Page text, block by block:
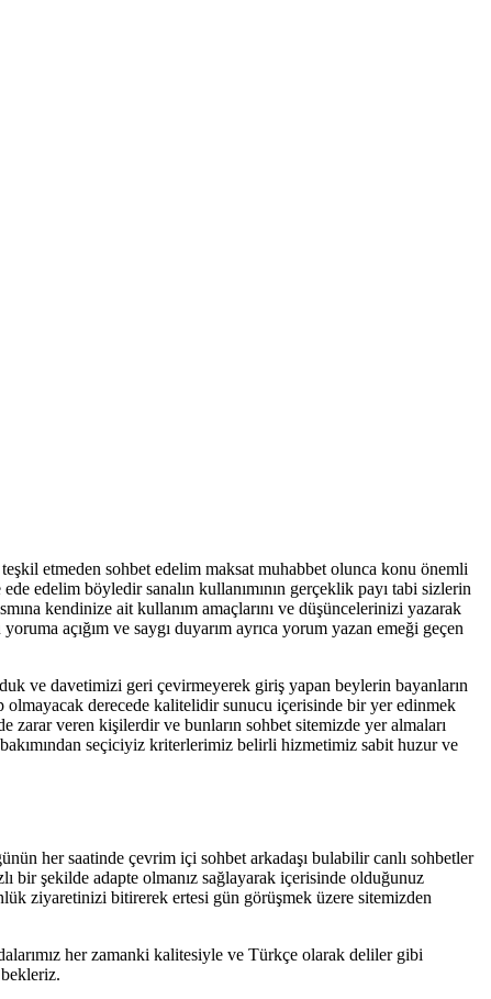
etmeden sohbet edelim maksat muhabbet olunca konu önemli
edelim böyledir sanalın kullanımının gerçeklik payı tabi sizlerin
kendinize ait kullanım amaçlarını ve düşüncelerinizi yazarak
açığım ve saygı duyarım ayrıca yorum yazan emeği geçen
ve davetimizi geri çevirmeyerek giriş yapan beylerin bayanların
olmayacak derecede kalitelidir sunucu içerisinde bir yer edinmek
veren kişilerdir ve bunların sohbet sitemizde yer almaları
seçiciyiz kriterlerimiz belirli hizmetimiz sabit huzur ve
her saatinde çevrim içi sohbet arkadaşı bulabilir canlı sohbetler
bir şekilde adapte olmanız sağlayarak içerisinde olduğunuz
ziyaretinizi bitirerek ertesi gün görüşmek üzere sitemizden
her zamanki kalitesiyle ve Türkçe olarak deliler gibi